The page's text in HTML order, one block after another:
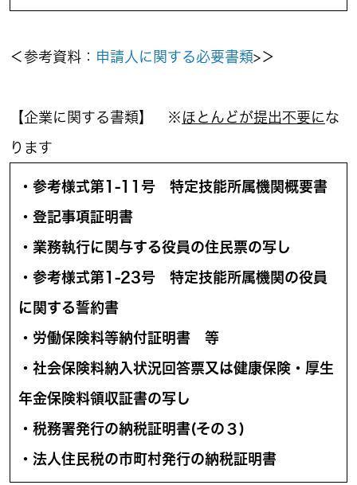
＜参考資料： 申請人に関する必要書類>＞
【企業に関する書類】 ※ ほとんどが提出不要にな
ります
・参考様式第1-11号 特定技能所属機関概要書
・登記事項証明書
・業務執行に関与する役員の住民票の写し
・参考様式第1-23号 特定技能所属機関の役員
に関する誓約書
・労働保険料等納付証明書 等
・社会保険料納入状況回答票又は健康保険・厚生
年金保険料領収証書の写し
・税務署発行の納税証明書(その３)
・法人住民税の市町村発行の納税証明書